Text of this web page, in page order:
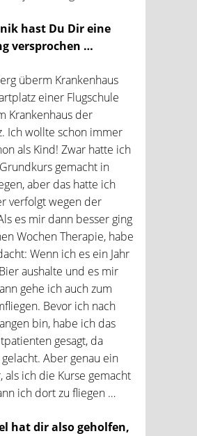
hast Du Dir eine
versprochen …
überm Krankenhaus
einer Flugschule
Krankenhaus der
Ich wollte schon immer
als Kind! Zwar hatte ich
gemacht in
aber das hatte ich
verfolgt wegen der
es mir dann besser ging
Wochen Therapie, habe
Wenn ich es ein Jahr
aushalte und es mir
gehe ich auch zum
Bevor ich nach
bin, habe ich das
gesagt, da
Aber genau ein
als ich die Kurse gemacht
ich dort zu fliegen …
hat dir also geholfen,